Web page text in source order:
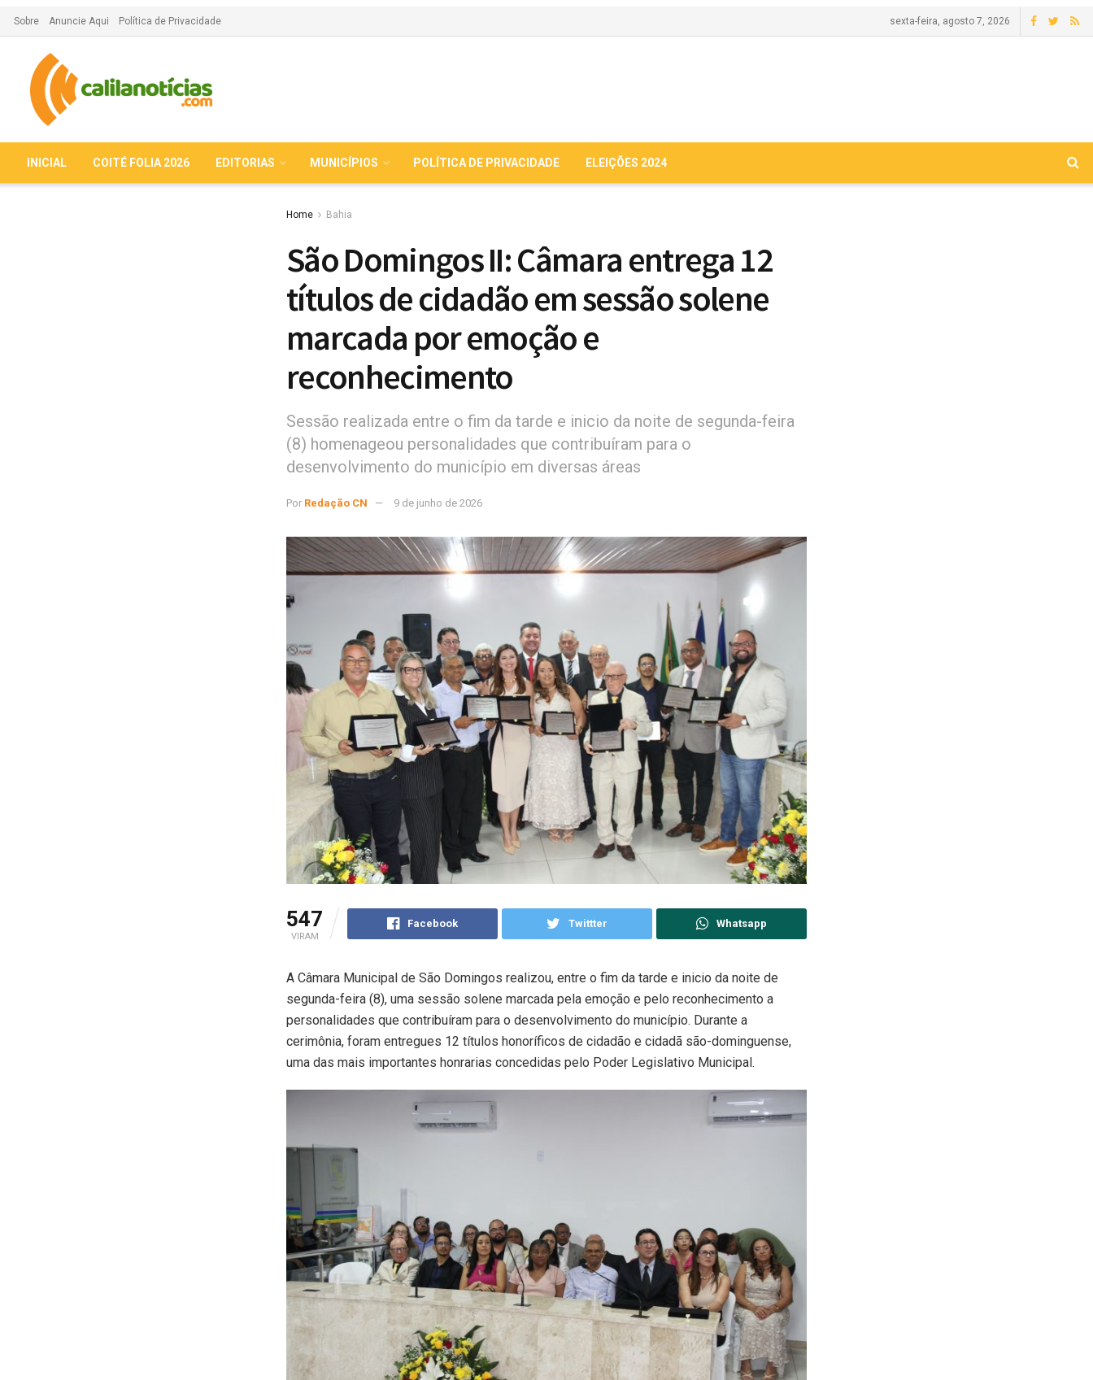
Sobre Anuncie Aqui Política de Privacidade sexta-feira, agosto 7, 2026
INICIAL COITÉ FOLIA 2026 EDITORIAS MUNICÍPIOS POLÍTICA DE PRIVACIDADE ELEIÇÕES 2024
Home Bahia
São Domingos II: Câmara entrega 12
títulos de cidadão em sessão solene
marcada por emoção e
reconhecimento
Sessão realizada entre o fim da tarde e inicio da noite de segunda-feira
(8) homenageou personalidades que contribuíram para o
desenvolvimento do município em diversas áreas
Por Redação CN 9 de junho de 2026
547
VIRAM
Facebook Twittter Whatsapp
A Câmara Municipal de São Domingos realizou, entre o fim da tarde e inicio da noite de
segunda-feira (8), uma sessão solene marcada pela emoção e pelo reconhecimento a
personalidades que contribuíram para o desenvolvimento do município. Durante a
cerimônia, foram entregues 12 títulos honoríficos de cidadão e cidadã são-dominguense,
uma das mais importantes honrarias concedidas pelo Poder Legislativo Municipal.